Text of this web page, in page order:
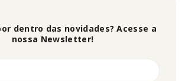
dentro das novidades? Acesse a
nossa Newsletter!